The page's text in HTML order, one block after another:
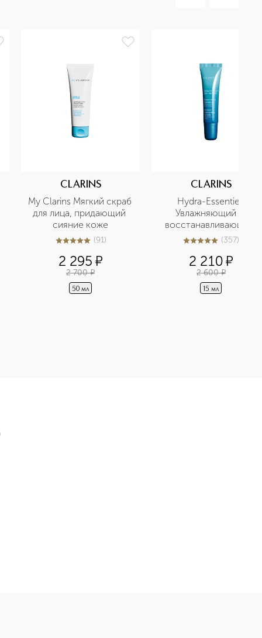
CLARINS
My Clarins Мягкий скраб
для лица, придающий
сияние коже
5из 591 (91)
2 295 ¤
2 700 ¤
50 мл
CLARINS
Hydra-Essentiel
Увлажняющий и
восстанавливающий
бальзам для губ
5из 5357 (357)
2 210¤
2 600 ¤
15 мл